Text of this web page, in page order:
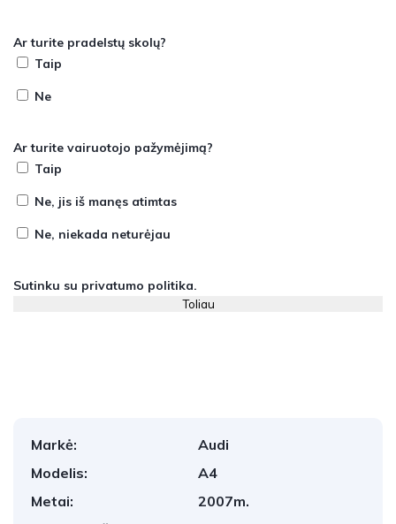
Ar turite pradelstų skolų?
Taip
Ne
Ar turite vairuotojo pažymėjimą?
Taip
Ne, jis iš manęs atimtas
Ne, niekada neturėjau
Sutinku su privatumo politika.
Markė:
Audi
Modelis:
A4
Metai:
2007m.